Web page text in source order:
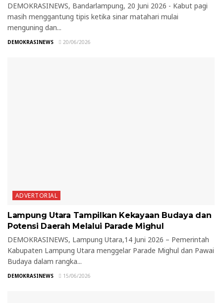
DEMOKRASINEWS, Bandarlampung, 20 Juni 2026 - Kabut pagi
masih menggantung tipis ketika sinar matahari mulai
menguning dan...
DEMOKRASINEWS 20/06/2026
ADVERTORIAL
Lampung Utara Tampilkan Kekayaan Budaya dan
Potensi Daerah Melalui Parade Mighul
DEMOKRASINEWS, Lampung Utara,14 Juni 2026 – Pemerintah
Kabupaten Lampung Utara menggelar Parade Mighul dan Pawai
Budaya dalam rangka...
DEMOKRASINEWS 15/06/2026